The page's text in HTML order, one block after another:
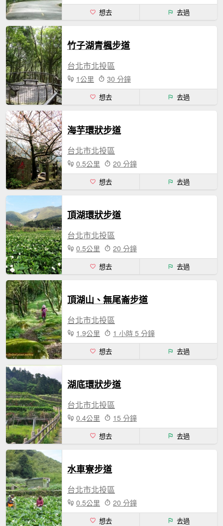
想去 去過
竹子湖青楓步道
台北市北投區
1公里 30 分鐘
想去 去過
海芋環狀步道
台北市北投區
0.5公里 20 分鐘
想去 去過
頂湖環狀步道
台北市北投區
0.5公里 20 分鐘
想去 去過
頂湖山、無尾崙步道
台北市北投區
1.9公里 1 小時 5 分鐘
想去 去過
湖底環狀步道
台北市北投區
0.4公里 15 分鐘
想去 去過
水車寮步道
台北市北投區
0.5公里 20 分鐘
想去 去過